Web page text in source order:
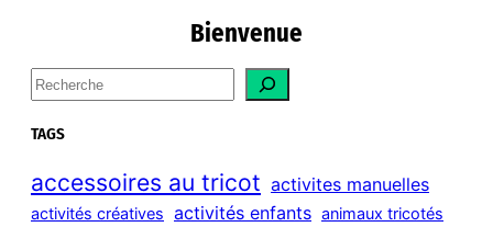
Bienvenue
S
e
a
c
h
TAGS
accessoires au tricot activites manuelles
activités créatives activités enfants animaux tricotés